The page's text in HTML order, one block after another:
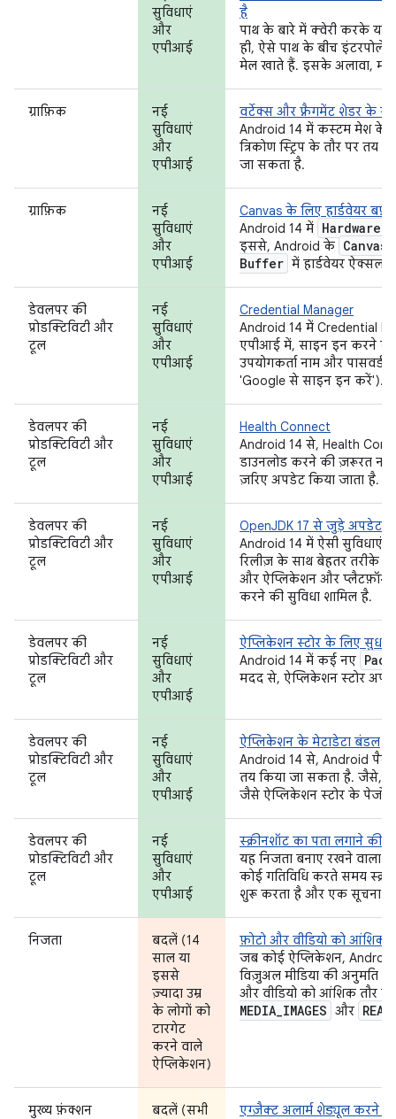
सुविधाएं
और
एपीआई
है
पाथ के बारे में क्वेरी करके यह
ही, ऐसे पाथ के बीच
मेल खाते हैं. इसके अलावा,
ग्राफ़िक
नई
सुविधाएं
और
एपीआई
वर्टेक्स और फ़्रैगमेंट शेडर के
Android 14 में कस्टम मेश के
त्रिकोण स्ट्रिप के तौर पर तय
जा सकता है.
ग्राफ़िक
नई
सुविधाएं
और
एपीआई
Canvas के लिए हार्डवेयर
Android 14 में Hardware
इससे, Android के Canvas
Buffer में हार्डवेयर
डेवलपर की
प्रोडक्टिविटी और
टूल
नई
सुविधाएं
और
एपीआई
Credential Manager
Android 14 में Credential
एपीआई में, साइन इन करने के
उपयोगकर्ता नाम और
'Google से साइन इन करें').
डेवलपर की
प्रोडक्टिविटी और
टूल
नई
सुविधाएं
और
एपीआई
Health Connect
Android 14 से, Health
डाउनलोड करने की ज़रूरत
ज़रिए अपडेट किया जाता है.
डेवलपर की
प्रोडक्टिविटी और
टूल
नई
सुविधाएं
और
एपीआई
OpenJDK 17 से जुड़े अपडेट
Android 14 में ऐसी सुविधाएं
रिलीज़ के साथ बेहतर तरीके
और ऐप्लिकेशन और प्लैटफ़ॉर्म
करने की सुविधा शामिल है.
डेवलपर की
प्रोडक्टिविटी और
टूल
नई
सुविधाएं
और
एपीआई
ऐप्लिकेशन स्टोर के लिए सुधार
Android 14 में कई नए
मदद से, ऐप्लिकेशन स्टोर
डेवलपर की
प्रोडक्टिविटी और
टूल
नई
सुविधाएं
और
एपीआई
ऐप्लिकेशन के मेटाडेटा बंडल
Android 14 से, Android
तय किया जा सकता है. जैसे,
जैसे ऐप्लिकेशन स्टोर के पेजों
डेवलपर की
प्रोडक्टिविटी और
टूल
नई
सुविधाएं
और
एपीआई
स्क्रीनशॉट का पता लगाने की
यह निजता बनाए रखने वाला
कोई गतिविधि करते समय
शुरू करता है और एक सूचना
निजता
बदलें (14
साल या
इससे
ज़्यादा उम्र
के लोगों को
टारगेट
करने वाले
ऐप्लिकेशन)
फ़ोटो और वीडियो को आंशिक
जब कोई ऐप्लिकेशन,
विज़ुअल मीडिया की अनुमति
और वीडियो को आंशिक तौर
MEDIA_IMAGES और READ
मुख्य फ़ंक्शन
बदलें (सभी
एग्ज़ैक्ट अलार्म शेड्यूल करने